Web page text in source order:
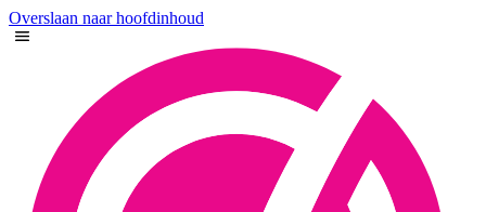
Overslaan naar hoofdinhoud